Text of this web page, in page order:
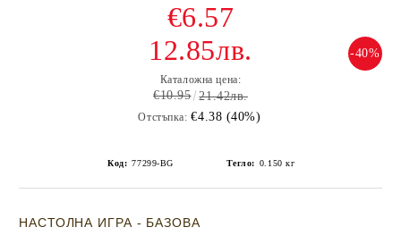
-40%
€6.57
12.85лв.
Каталожна цена:
€10.95 21.42лв.
Отстъпка: €4.38 (40%)
Код: 77299-BG Тегло: 0.150 кг
НАСТОЛНА ИГРА - БАЗОВА